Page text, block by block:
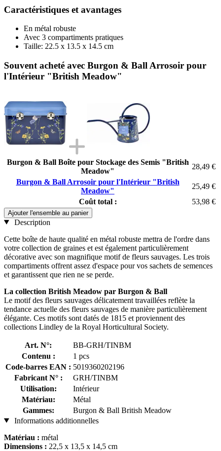
Caractéristiques et avantages
En métal robuste
Avec 3 compartiments pratiques
Taille: 22.5 x 13.5 x 14.5 cm
Souvent acheté avec Burgon & Ball Arrosoir pour
l'Intérieur "British Meadow"
Burgon & Ball Boîte pour Stockage des Semis "British
Meadow"
28,49 €
Burgon & Ball Arrosoir pour l'Intérieur "British
Meadow"
25,49 €
Coût total :
53,98 €
Ajouter l'ensemble au panier
Description
Cette boîte de haute qualité en métal robuste mettra de l'ordre dans
votre collection de graines et est également particulièrement
décorative avec son magnifique motif de fleurs sauvages. Les trois
compartiments offrent assez d'espace pour vos sachets de semences
et garantissent que rien ne se perde.
La collection British Meadow par Burgon & Ball
Le motif des fleurs sauvages délicatement travaillées reflète la
tendance actuelle des fleurs sauvages de manière particulièrement
élégante. Ces motifs sont datés de 1815 et proviennent des
collections Lindley de la Royal Horticultural Society.
Art. N°:
BB-GRH/TINBM
Contenu :
1 pcs
Code-barres EAN : 5019360202196
Fabricant N° :
GRH/TINBM
Utilisation:
Intérieur
Matériau:
Métal
Gammes:
Burgon & Ball British Meadow
Informations additionnelles
Matériau : métal
Dimensions : 22,5 x 13,5 x 14,5 cm